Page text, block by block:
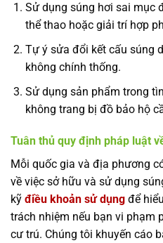
Sử dụng súng hơi sai mục
thể thao hoặc giải trí hợp
Tự ý sửa đổi kết cấu súng
không chính thống.
Sử dụng sản phẩm trong
không trang bị đồ bảo hộ
Tuân thủ quy định pháp luật
Mỗi quốc gia và địa phương
về việc sở hữu và sử dụng
kỹ điều khoản sử dụng để
trách nhiệm nếu bạn vi phạm
cư trú. Chúng tôi khuyến cáo